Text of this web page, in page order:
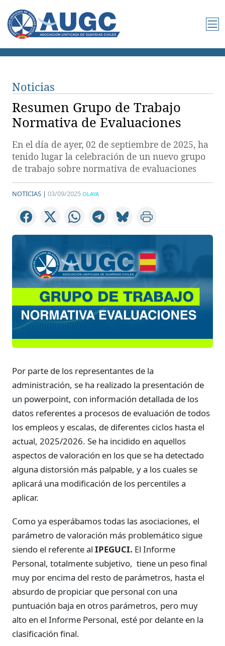
Noticias
Resumen Grupo de Trabajo
Normativa de Evaluaciones
En el día de ayer, 02 de septiembre de 2025, ha
tenido lugar la celebración de un nuevo grupo
de trabajo sobre normativa de evaluaciones
NOTICIAS | 03/09/2025 OLAYA
Por parte de los representantes de la
administración, se ha realizado la presentación de
un powerpoint, con información detallada de los
datos referentes a procesos de evaluación de todos
los empleos y escalas, de diferentes ciclos hasta el
actual, 2025/2026. Se ha incidido en aquellos
aspectos de valoración en los que se ha detectado
alguna distorsión más palpable, y a los cuales se
aplicará una modificación de los percentiles a
aplicar.
Como ya esperábamos todas las asociaciones, el
parámetro de valoración más problemático sigue
siendo el referente al IPEGUCI. El Informe
Personal, totalmente subjetivo, tiene un peso final
muy por encima del resto de parámetros, hasta el
absurdo de propiciar que personal con una
puntuación baja en otros parámetros, pero muy
alto en el Informe Personal, esté por delante en la
clasificación final.